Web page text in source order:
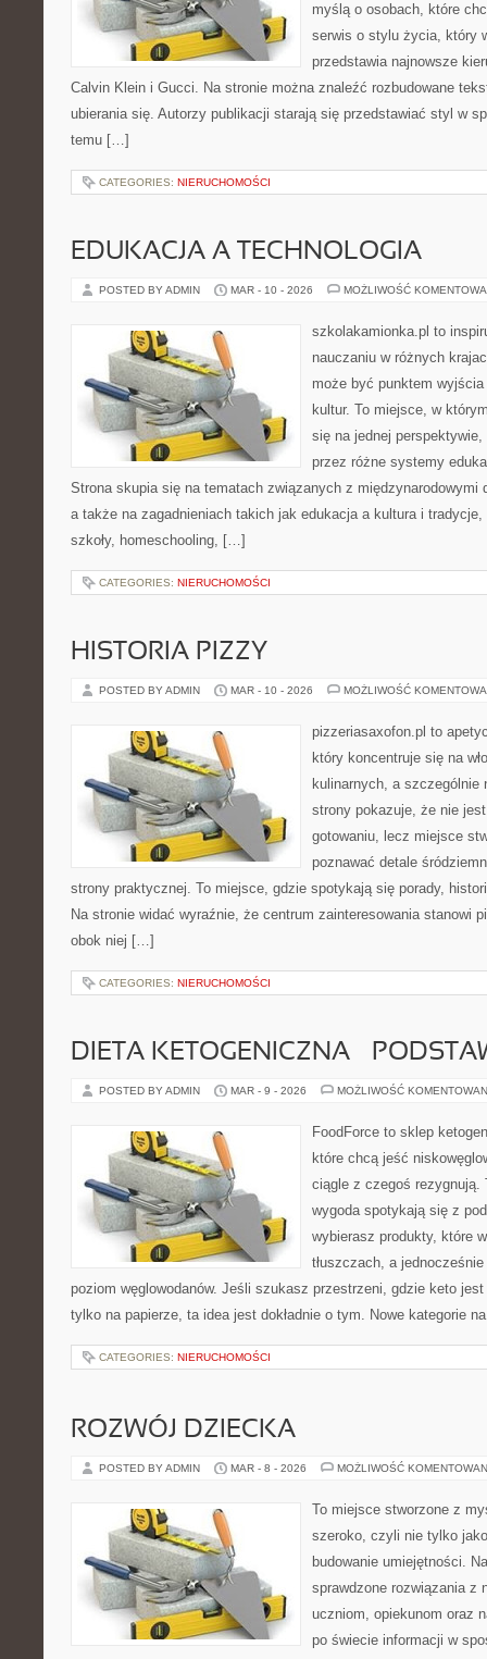
myślą o osobach, które
serwis o stylu życia, który
przedstawia najnowsze
Calvin Klein i Gucci. Na stronie można znaleźć rozbudowane
ubierania się. Autorzy publikacji starają się przedstawiać styl w
temu […]
CATEGORIES: NIERUCHOMOŚCI
EDUKACJA A TECHNOLOGIA
POSTED BY ADMIN MAR - 10 - 2026 MOŻLIWOŚĆ
szkolakamionka.pl to
nauczaniu w różnych
może być punktem
kultur. To miejsce, w
się na jednej
przez różne systemy
Strona skupia się na tematach związanych z międzynarodowymi
a także na zagadnieniach takich jak edukacja a kultura i
szkoły, homeschooling, […]
CATEGORIES: NIERUCHOMOŚCI
HISTORIA PIZZY
POSTED BY ADMIN MAR - 10 - 2026 MOŻLIWOŚĆ
pizzeriasaxofon.pl to
który koncentruje się na
kulinarnych, a
strony pokazuje, że nie
gotowaniu, lecz miejsce
poznawać detale
strony praktycznej. To miejsce, gdzie spotykają się porady,
Na stronie widać wyraźnie, że centrum zainteresowania stanowi
obok niej […]
CATEGORIES: NIERUCHOMOŚCI
DIETA KETOGENICZNA –
POSTED BY ADMIN MAR - 9 - 2026 MOŻLIWOŚĆ
FoodForce to sklep
które chcą jeść
ciągle z czegoś rezygnują.
wygoda spotykają się z
wybierasz produkty, które
tłuszczach, a
poziom węglowodanów. Jeśli szukasz przestrzeni, gdzie keto
tylko na papierze, ta idea jest dokładnie o tym. Nowe kategorie
CATEGORIES: NIERUCHOMOŚCI
ROZWÓJ DZIECKA
POSTED BY ADMIN MAR - 8 - 2026 MOŻLIWOŚĆ
To miejsce stworzone z
szeroko, czyli nie tylko
budowanie umiejętności.
sprawdzone rozwiązania z
uczniom, opiekunom oraz
po świecie informacji w